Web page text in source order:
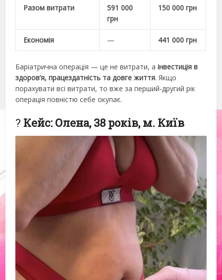
Разом витрати
591 000
грн
150 000 грн
Економія — 441 000 грн
Баріатрична операція — це не витрати, аінвестиція в
здоров’я, працездатність та довге життя. Якщо
порахувати всі витрати, то вже за перший-другий рік
операція повністю себе окупає.
? Кейс: Олена, 38 років, м. Київ